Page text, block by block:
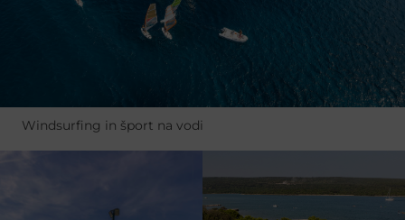
Windsurfing in šport na vodi